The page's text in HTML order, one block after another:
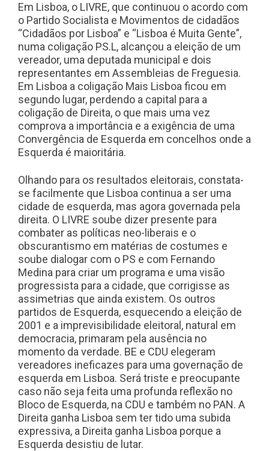
Em Lisboa, o LIVRE, que continuou o acordo com
o Partido Socialista e Movimentos de cidadãos
“Cidadãos por Lisboa” e “Lisboa é Muita Gente”,
numa coligação PS.L, alcançou a eleição de um
vereador, uma deputada municipal e dois
representantes em Assembleias de Freguesia.
Em Lisboa a coligação Mais Lisboa ficou em
segundo lugar, perdendo a capital para a
coligação de Direita, o que mais uma vez
comprova a importância e a exigência de uma
Convergência de Esquerda em concelhos onde a
Esquerda é maioritária.
Olhando para os resultados eleitorais, constata-
se facilmente que Lisboa continua a ser uma
cidade de esquerda, mas agora governada pela
direita. O LIVRE soube dizer presente para
combater as políticas neo-liberais e o
obscurantismo em matérias de costumes e
soube dialogar com o PS e com Fernando
Medina para criar um programa e uma visão
progressista para a cidade, que corrigisse as
assimetrias que ainda existem. Os outros
partidos de Esquerda, esquecendo a eleição de
2001 e a imprevisibilidade eleitoral, natural em
democracia, primaram pela ausência no
momento da verdade. BE e CDU elegeram
vereadores ineficazes para uma governação de
esquerda em Lisboa. Será triste e preocupante
caso não seja feita uma profunda reflexão no
Bloco de Esquerda, na CDU e também no PAN. A
Direita ganha Lisboa sem ter tido uma subida
expressiva, a Direita ganha Lisboa porque a
Esquerda desistiu de lutar.